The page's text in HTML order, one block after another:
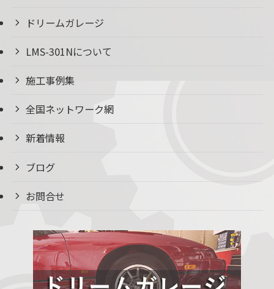
ドリームガレージ
LMS-301Nについて
施工事例集
全国ネットワーク網
新着情報
ブログ
お問合せ